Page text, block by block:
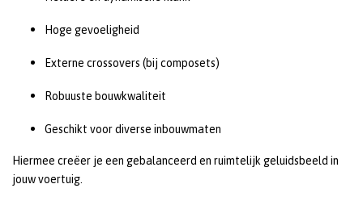
Hoge gevoeligheid
Externe crossovers (bij composets)
Robuuste bouwkwaliteit
Geschikt voor diverse inbouwmaten
Hiermee creëer je een gebalanceerd en ruimtelijk geluidsbeeld in
jouw voertuig.